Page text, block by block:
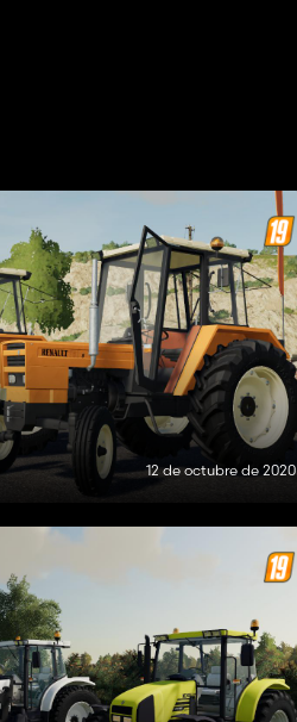
12 de octubre de 2020